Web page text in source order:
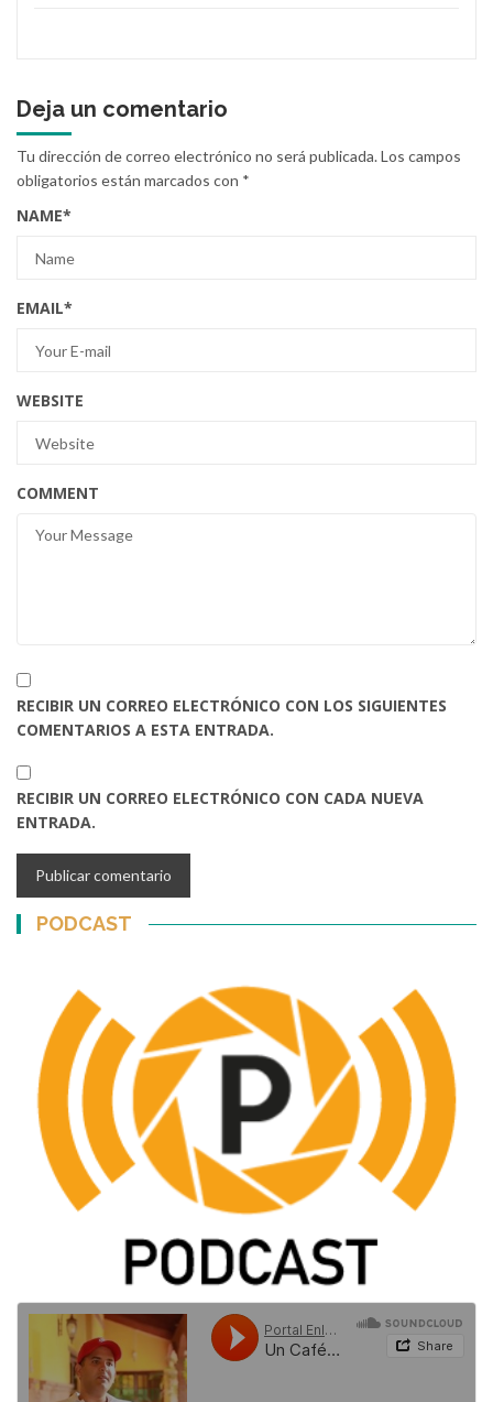
Deja un comentario
Tu dirección de correo electrónico no será publicada.Los campos
obligatorios están marcados con *
NAME*
EMAIL*
WEBSITE
COMMENT
RECIBIR UN CORREO ELECTRÓNICO CON LOS SIGUIENTES
COMENTARIOS A ESTA ENTRADA.
RECIBIR UN CORREO ELECTRÓNICO CON CADA NUEVA
ENTRADA.
PODCAST